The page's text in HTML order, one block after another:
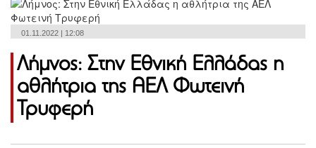
01.11.2022 | 12:08
Λήμνος: Στην Εθνική Ελλάδας η
αθλήτρια της ΑΕΛ Φωτεινή
Τρυφερή